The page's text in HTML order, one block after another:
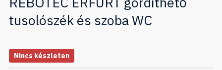
tusolószék és szoba WC
Nincs készleten